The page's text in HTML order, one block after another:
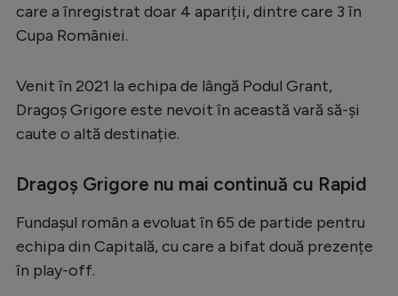
Bundesliga
Ligue 1
Campionate
Starurile fotbalului
EURO 2024
Stranieri
care a înregistrat doar 4 apariții, dintre care 3 în
Cupa României.
Venit în 2021 la echipa de lângă Podul Grant,
Dragoș Grigore este nevoit în această vară să-și
caute o altă destinație.
Dragoș Grigore nu mai continuă cu Rapid
Fundașul român a evoluat în 65 de partide pentru
echipa din Capitală, cu care a bifat două prezențe
în play-off.